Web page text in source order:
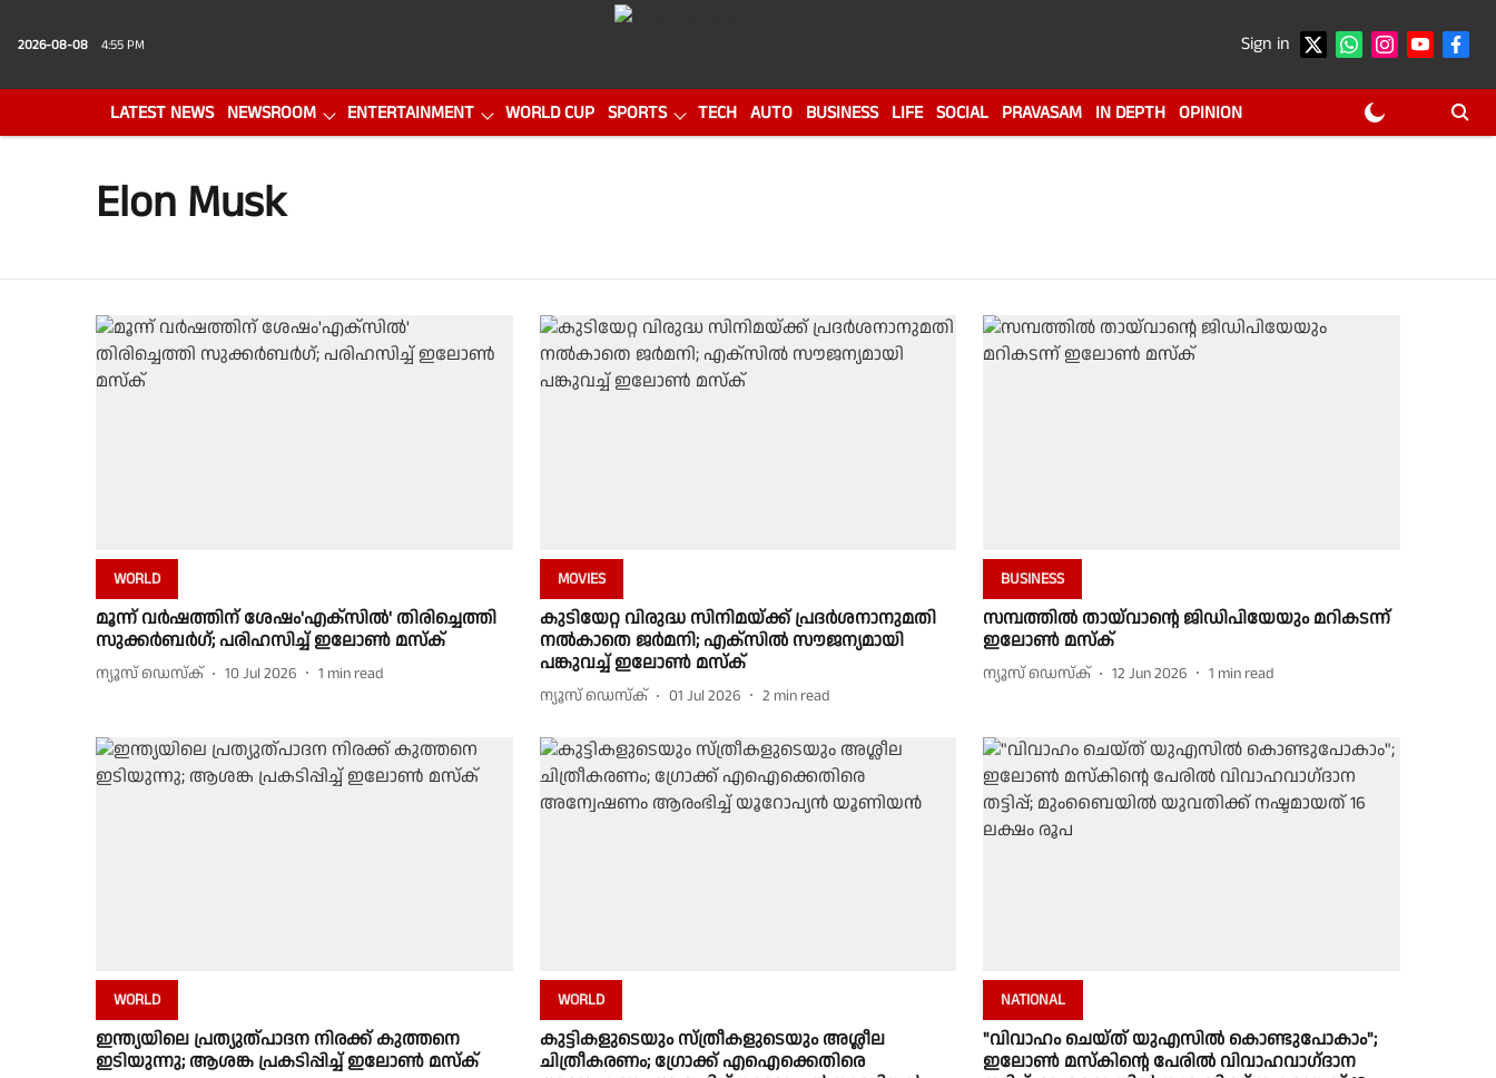
2026-08-08 4:55 PM Sign in
LATEST NEWS NEWSROOM ENTERTAINMENT WORLD CUP SPORTS TECH AUTO BUSINESS LIFE SOCIAL PRAVASAM IN DEPTH OPINION
Elon Musk
WORLD
മൂന്ന് വർഷത്തിന് ശേഷം'എക്‌സിൽ' തിരിച്ചെത്തി
സുക്കർബർഗ്; പരിഹസിച്ച് ഇലോൺ മസ്‌ക്
ന്യൂസ് ഡെസ്ക് 10 Jul 2026 1 min read
MOVIES
കുടിയേറ്റ വിരുദ്ധ സിനിമയ്ക്ക് പ്രദർശനാനുമതി
നൽകാതെ ജർമനി; എക്സിൽ സൗജന്യമായി
പങ്കുവച്ച് ഇലോൺ മസ്ക്
ന്യൂസ് ഡെസ്ക് 01 Jul 2026 2 min read
BUSINESS
സമ്പത്തിൽ തായ്‌വാൻ്റെ ജിഡിപിയേയും മറികടന്ന്
ഇലോൺ മസ്ക്
ന്യൂസ് ഡെസ്ക് 12 Jun 2026 1 min read
WORLD
ഇന്ത്യയിലെ പ്രത്യുത്പാദന നിരക്ക് കുത്തനെ
ഇടിയുന്നു; ആശങ്ക പ്രകടിപ്പിച്ച് ഇലോണ്‍ മസ്‌ക്
WORLD
കുട്ടികളുടെയും സ്ത്രീകളുടെയും അശ്ലീല
ചിത്രീകരണം; ഗ്രോക്ക് എഐക്കെതിരെ
NATIONAL
"വിവാഹം ചെയ്ത് യുഎസിൽ കൊണ്ടുപോകാം";
ഇലോൺ മസ്‌കിൻ്റെ പേരിൽ വിവാഹവാഗ്‌ദാന